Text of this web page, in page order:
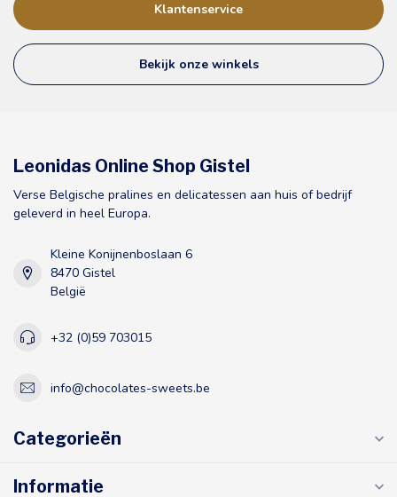
Klantenservice
Bekijk onze winkels
Leonidas Online Shop Gistel
Verse Belgische pralines en delicatessen aan huis of bedrijf
geleverd in heel Europa.
Kleine Konijnenboslaan 6
8470 Gistel
België
+32 (0)59 703015
info@chocolates-sweets.be
Categorieën
Informatie